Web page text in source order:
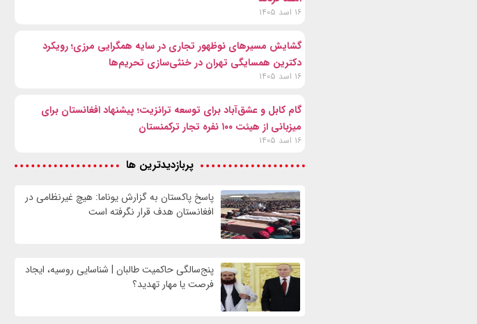
۱۶ اسد ۱۴۰۵
گشایش مسیرهای نوظهور تجاری در سایه همگرایی مرزی؛ رویکرد
دکترین همسایگی تهران در خنثی‌سازی تحریم‌ها
۱۶ اسد ۱۴۰۵
گام کابل و عشق‌آباد برای توسعه ترانزیت؛ پیشنهاد افغانستان برای
میزبانی از هیئت ۱۰۰ نفره تجار ترکمنستان
۱۶ اسد ۱۴۰۵
پربازدیدترین ها
پاسخ پاکستان به گزارش یوناما: هیچ غیرنظامی در
افغانستان هدف قرار نگرفته است
پنج‌سالگی حاکمیت طالبان | شناسایی روسیه، ایجاد
فرصت‌ یا مهار تهدید؟